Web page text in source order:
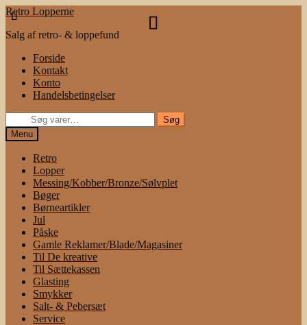
Spring
til
navigation
Spring
til
indhold
Retro Lopperne
Salg af retro- & loppefund
Forside
Kontakt
Konto
Handelsbetingelser
efter:
Søg
Menu
Retro
Lopper
Messing/Kobber/Bronze/Sølvplet
Bøger
Børneartikler
Jul
Påske
Gamle Reklamer/Blade/Magasiner
Til De kreative
Til Sættekassen
Glasting
Smykker
Salt- & Pebersæt
Service